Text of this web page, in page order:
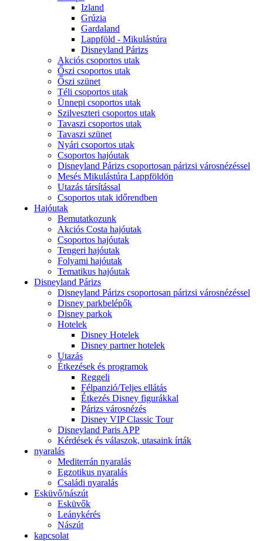
Izland
Grúzia
Gardaland
Lappföld - Mikulástúra
Disneyland Párizs
Akciós csoportos utak
Őszi csoportos utak
Őszi szünet
Téli csoportos utak
Ünnepi csoportos utak
Szilveszteri csoportos utak
Tavaszi csoportos utak
Tavaszi szünet
Nyári csoportos utak
Csoportos hajóutak
Disneyland Párizs csoportosan párizsi városnézéssel
Mesés Mikulástúra Lappföldön
Utazás társítással
Csoportos utak időrendben
Hajóutak
Bemutatkozunk
Akciós Costa hajóutak
Csoportos hajóutak
Tengeri hajóutak
Folyami hajóutak
Tematikus hajóutak
Disneyland Párizs
Disneyland Párizs csoportosan párizsi városnézéssel
Disney parkbelépők
Disney parkok
Hotelek
Disney Hotelek
Disney partner hotelek
Utazás
Étkezések és programok
Reggeli
Félpanzió/Teljes ellátás
Étkezés Disney figurákkal
Párizs városnézés
Disney VIP Classic Tour
Disneyland Paris APP
Kérdések és válaszok, utasaink írták
nyaralás
Mediterrán nyaralás
Egzotikus nyaralás
Családi nyaralás
Esküvő/nászút
Esküvők
Leánykérés
Nászút
kapcsolat